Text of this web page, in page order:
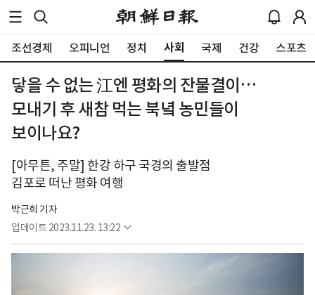
조선경제 오피니언 정치 사회 국제 건강 스포츠
닿을 수 없는 江엔 평화의 잔물결이…
모내기 후 새참 먹는 북녘 농민들이
보이나요?
[아무튼, 주말] 한강 하구 국경의 출발점
김포로 떠난 평화 여행
박근희 기자
업데이트 2023.11.23. 13:22